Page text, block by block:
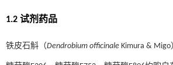
1.2 试剂药品
铁皮石斛（Dendrobium officinale Kimura &